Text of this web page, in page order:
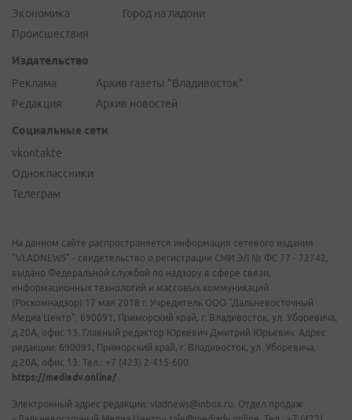
Экономика
Происшествия
Город на ладони
Издательство
Реклама
Редакция
Архив газеты "Владивосток"
Архив новостей
Социальные сети
vkontakte
Одноклассники
Телеграм
На данном сайте распространяется информация сетевого издания
"VLADNEWS" - свидетельство о регистрации СМИ ЭЛ № ФС 77 - 72742,
выдано Федеральной службой по надзору в сфере связи,
информационных технологий и массовых коммуникаций
(Роскомнадзор) 17 мая 2018 г. Учредитель ООО "Дальневосточный
Медиа Центр". 690091, Приморский край, г. Владивосток, ул. Уборевича,
д.20А, офис 13. Главный редактор Юркевич Дмитрий Юрьевич. Адрес
редакции: 690091, Приморский край, г. Владивосток, ул. Уборевича,
д.20А, офис 13. Тел.: +7 (423) 2-415-600.
https://mediadv.online/
Электронный адрес редакции: vladnews@inbox.ru. Отдел продаж